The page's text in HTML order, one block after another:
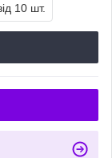
10 шт.